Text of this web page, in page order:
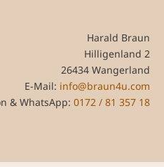
Harald Braun
Hilligenland 2
26434 Wangerland
E-Mail: info@braun4u.com
& WhatsApp: 0172 / 81 357 18